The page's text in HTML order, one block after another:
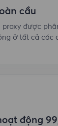
cầu
proxy được
ở tất cả các
động